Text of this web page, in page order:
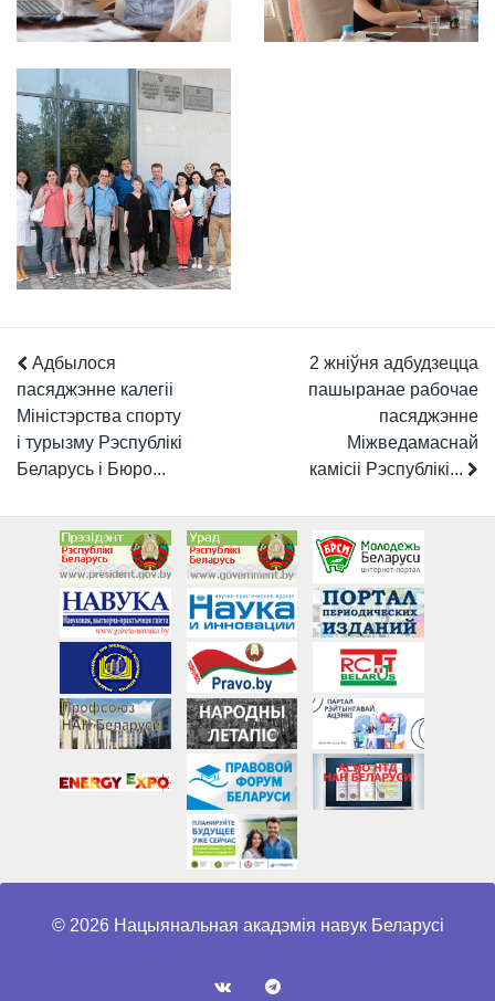
Адбылося
пасяджэнне калегіі
Міністэрства спорту
і турызму Рэспублікі
Беларусь і Бюро...
2 жніўня адбудзецца
пашыранае рабочае
пасяджэнне
Міжведамаснай
камісіі Рэспублікі...
© 2026 Нацыянальная акадэмія навук Беларусі